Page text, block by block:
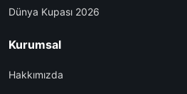
Dünya Kupası 2026
Kurumsal
Hakkımızda